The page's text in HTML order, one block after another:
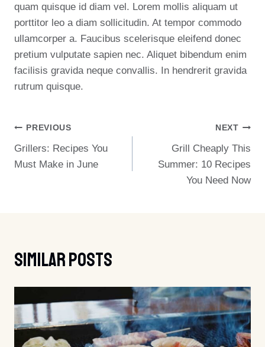
quam quisque id diam vel. Lorem mollis aliquam ut
porttitor leo a diam sollicitudin. At tempor commodo
ullamcorper a. Faucibus scelerisque eleifend donec
pretium vulputate sapien nec. Aliquet bibendum enim
facilisis gravida neque convallis. In hendrerit gravida
rutrum quisque.
Post
Navigation
PREVIOUS
Grillers: Recipes You
Must Make in June
NEXT
Grill Cheaply This
Summer: 10 Recipes
You Need Now
Similar Posts